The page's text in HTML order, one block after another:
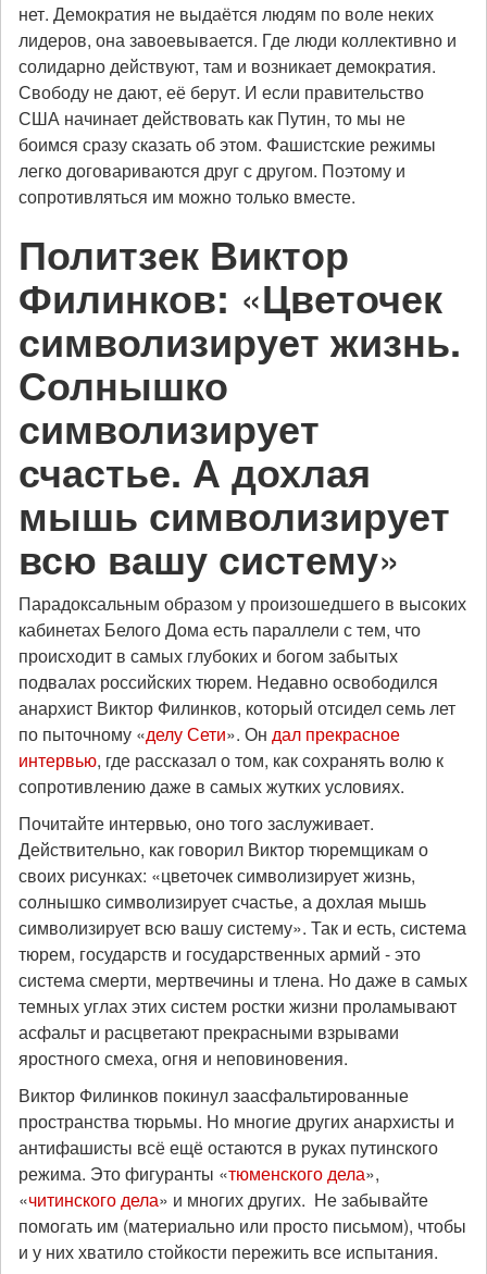
нет. Демократия не выдаётся людям по воле неких
лидеров, она завоевывается. Где люди коллективно и
солидарно действуют, там и возникает демократия.
Свободу не дают, её берут. И если правительство
США начинает действовать как Путин, то мы не
боимся сразу сказать об этом. Фашистские режимы
легко договариваются друг с другом. Поэтому и
сопротивляться им можно только вместе.
Политзек Виктор
Филинков: «Цветочек
символизирует жизнь.
Солнышко
символизирует
счастье. А дохлая
мышь символизирует
всю вашу систему»
Парадоксальным образом у произошедшего в высоких
кабинетах Белого Дома есть параллели с тем, что
происходит в самых глубоких и богом забытых
подвалах российских тюрем. Недавно освободился
анархист Виктор Филинков, который отсидел семь лет
по пыточному «делу Сети». Он дал прекрасное
интервью, где рассказал о том, как сохранять волю к
сопротивлению даже в самых жутких условиях.
Почитайте интервью, оно того заслуживает.
Действительно, как говорил Виктор тюремщикам о
своих рисунках: «цветочек символизирует жизнь,
солнышко символизирует счастье, а дохлая мышь
символизирует всю вашу систему». Так и есть, система
тюрем, государств и государственных армий - это
система смерти, мертвечины и тлена. Но даже в самых
темных углах этих систем ростки жизни проламывают
асфальт и расцветают прекрасными взрывами
яростного смеха, огня и неповиновения.
Виктор Филинков покинул заасфальтированные
пространства тюрьмы. Но многие других анархисты и
антифашисты всё ещё остаются в руках путинского
режима. Это фигуранты «тюменского дела»,
«читинского дела» и многих других. Не забывайте
помогать им (материально или просто письмом), чтобы
и у них хватило стойкости пережить все испытания.